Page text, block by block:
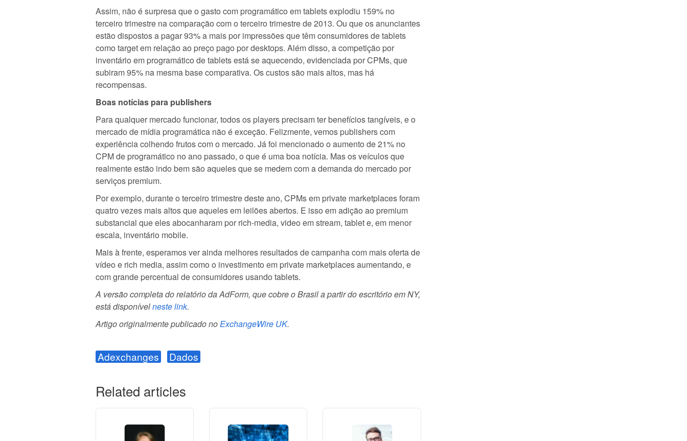
Assim, não é surpresa que o gasto com programático em tablets explodiu 159% no
terceiro trimestre na comparação com o terceiro trimestre de 2013. Ou que os anunciantes
estão dispostos a pagar 93% a mais por impressões que têm consumidores de tablets
como target em relação ao preço pago por desktops. Além disso, a competição por
inventário em programático de tablets está se aquecendo, evidenciada por CPMs, que
subiram 95% na mesma base comparativa. Os custos são mais altos, mas há
recompensas.
Boas notícias para publishers
Para qualquer mercado funcionar, todos os players precisam ter benefícios tangíveis, e o
mercado de mídia programática não é exceção. Felizmente, vemos publishers com
experiência colhendo frutos com o mercado. Já foi mencionado o aumento de 21% no
CPM de programático no ano passado, o que é uma boa notícia. Mas os veículos que
realmente estão indo bem são aqueles que se medem com a demanda do mercado por
serviços premium.
Por exemplo, durante o terceiro trimestre deste ano, CPMs em private marketplaces foram
quatro vezes mais altos que aqueles em leilões abertos. E isso em adição ao premium
substancial que eles abocanharam por rich-media, video em stream, tablet e, em menor
escala, inventário mobile.
Mais à frente, esperamos ver ainda melhores resultados de campanha com mais oferta de
vídeo e rich media, assim como o investimento em private marketplaces aumentando, e
com grande percentual de consumidores usando tablets.
A versão completa do relatório da AdForm, que cobre o Brasil a partir do escritório em NY,
está disponívelneste link.
Artigo originalmente publicado noExchangeWire UK.
Adexchanges Dados
Related articles